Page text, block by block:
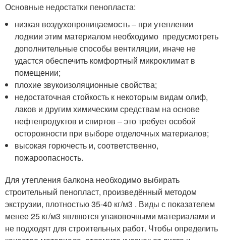
Основные недостатки пенопласта:
низкая воздухопроницаемость – при утеплении
лоджии этим материалом необходимо предусмотреть
дополнительные способы вентиляции, иначе не
удастся обеспечить комфортный микроклимат в
помещении;
плохие звукоизоляционные свойства;
недостаточная стойкость к некоторым видам олиф,
лаков и другим химическим средствам на основе
нефтепродуктов и спиртов – это требует особой
осторожности при выборе отделочных материалов;
высокая горючесть и, соответственно,
пожароопасность.
Для утепления балкона необходимо выбирать
строительный пенопласт, произведённый методом
экструзии, плотностью 35-40 кг/м3 . Виды с показателем
менее 25 кг/м3 являются упаковочными материалами и
не подходят для строительных работ. Чтобы определить